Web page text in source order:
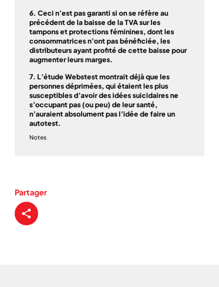
6. Ceci n’est pas garanti si on se réfère au
précédent de la baisse de la TVA sur les
tampons et protections féminines, dont les
consommatrices n’ont pas bénéficiée, les
distributeurs ayant profité de cette baisse pour
augmenter leurs marges.
7. L’étude Webstest montrait déjà que les
personnes déprimées, qui étaient les plus
susceptibles d’avoir des idées suicidaires ne
s’occupant pas (ou peu) de leur santé,
n’auraient absolument pas l’idée de faire un
autotest.
Notes
Partager